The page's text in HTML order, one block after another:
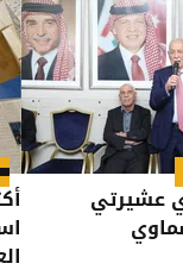
عشيرتي